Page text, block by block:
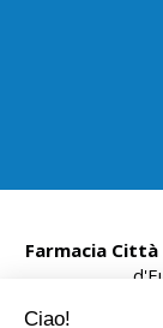
Farmacia Città